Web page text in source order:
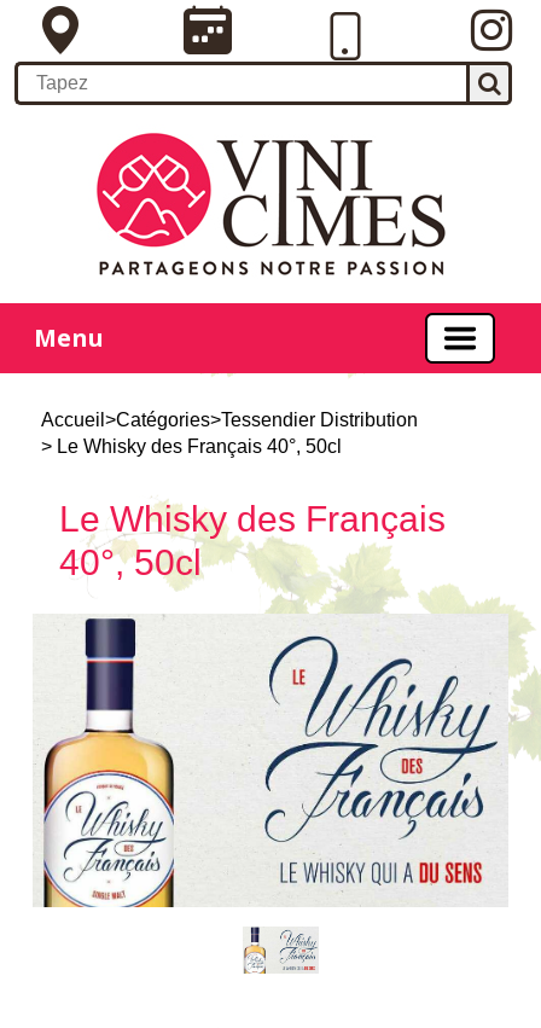
Menu
Accueil >Catégories>Tessendier Distribution
> Le Whisky des Français 40°, 50cl
Le Whisky des Français
40°, 50cl